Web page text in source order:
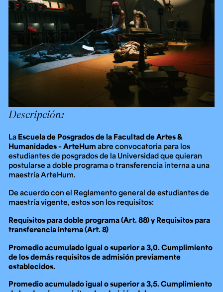
Configuración de cookies
Universidad de los Andes | Vigilada Mineducación.
Reconocimiento como universidad: Decreto 1297 del 30
de mayo de 1964. Reconocimiento de personería jurídica:
Resolución 28 del 23 de febrero de 1949, Minjusticia.
Acreditación institucional de alta calidad, 10 años:
Resolución 000194 del 16 de enero del 2025.
Ext. 2626
Ext. 4925
Educación
Continua
Ext. 4795
Descripción:
La Escuela de Posgrados de la Facultad de Artes &
Humanidades – ArteHum abre convocatoria para los
estudiantes de posgrados de la Universidad que quieran
postularse a doble programa o transferencia interna a una
maestría ArteHum.
De acuerdo con el Reglamento general de estudiantes de
maestría vigente, estos son los requisitos:
Requisitos para doble programa (Art. 88) y Requisitos para
transferencia interna (Art. 8)
Promedio acumulado igual o superior a 3,0. Cumplimiento
de los demás requisitos de admisión previamente
establecidos.
Promedio acumulado igual o superior a 3,5. Cumplimiento